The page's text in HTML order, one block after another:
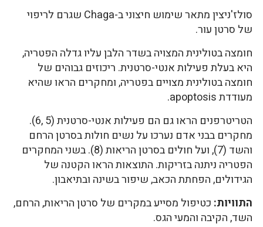
סולז'ניצין מתאר שימוש חיצוני ב-Chaga שגרם לריפוי
של סרטן עור.
חומצה בטולינית המצויה בשדר הלבן עליו גדלה הפטריה,
היא בעלת פעילות אנטי-סרטנית. ריכוזים גבוהים של
חומצה בטולינית מצויים בפטריה, ומחקרים הראו שהיא
מעודדת apoptosis.
הטריטרפנים הראו גם הם פעילות אנטי-סרטנית (5 ,6).
מחקרים בבני אדם נערכו על נשים חולות בסרטן הרחם
והשד (7), ועל חולים בסרטן הריאות (8). בשני המחקרים
הפטריה ניתנה בזריקות. התוצאות הראו הקטנה של
הגידולים, הפחתת הכאב, שיפור בשינה ובתיאבון.
התוויות: כטיפול מסייע במקרים של סרטן הריאות, הרחם,
השד, הקיבה והמעי הגס.